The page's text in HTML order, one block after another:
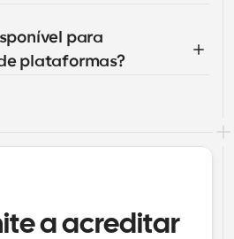
para
plataformas?
a acreditar